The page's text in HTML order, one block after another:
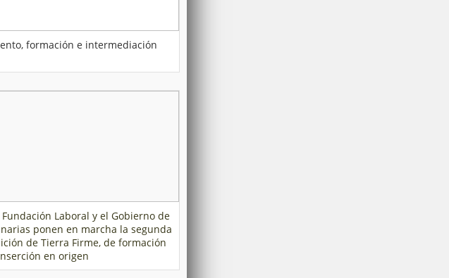
formación e intermediación
Fundación Laboral y el Gobierno de
ponen en marcha la segunda
de Tierra Firme, de formación
en origen